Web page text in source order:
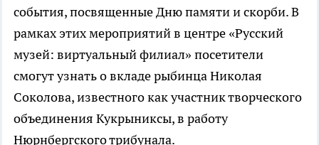
события, посвященные Дню памяти и скорби. В
рамках этих мероприятий в центре «Русский
музей: виртуальный филиал» посетители
смогут узнать о вкладе рыбинца Николая
Соколова, известного как участник творческого
объединения Кукрыниксы, в работу
Нюрнбергского трибунала.